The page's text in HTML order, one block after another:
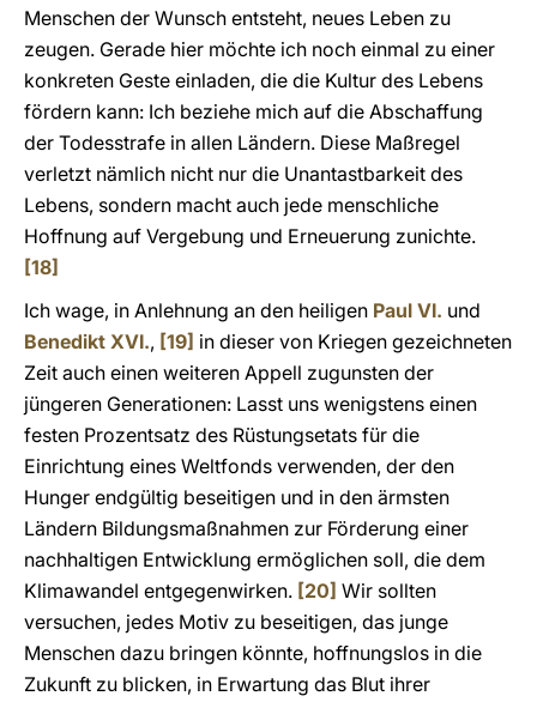
Menschen der Wunsch entsteht, neues Leben zu
zeugen. Gerade hier möchte ich noch einmal zu einer
konkreten Geste einladen, die die Kultur des Lebens
fördern kann: Ich beziehe mich auf die Abschaffung
der Todesstrafe in allen Ländern. Diese Maßregel
verletzt nämlich nicht nur die Unantastbarkeit des
Lebens, sondern macht auch jede menschliche
Hoffnung auf Vergebung und Erneuerung zunichte.
[18]
Ich wage, in Anlehnung an den heiligen Paul VI. und
Benedikt XVI., [19] in dieser von Kriegen gezeichneten
Zeit auch einen weiteren Appell zugunsten der
jüngeren Generationen: Lasst uns wenigstens einen
festen Prozentsatz des Rüstungsetats für die
Einrichtung eines Weltfonds verwenden, der den
Hunger endgültig beseitigen und in den ärmsten
Ländern Bildungsmaßnahmen zur Förderung einer
nachhaltigen Entwicklung ermöglichen soll, die dem
Klimawandel entgegenwirken. [20] Wir sollten
versuchen, jedes Motiv zu beseitigen, das junge
Menschen dazu bringen könnte, hoffnungslos in die
Zukunft zu blicken, in Erwartung das Blut ihrer